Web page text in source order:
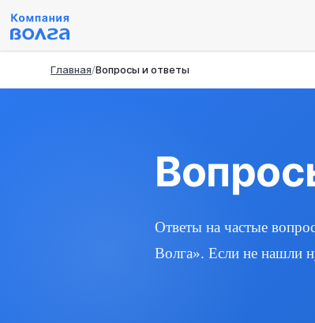
Главная Вопросы и ответы
Ответы на частые
Волга». Если не нашли